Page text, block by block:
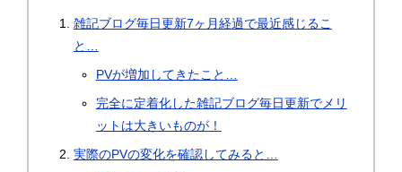
雑記ブログ毎日更新7ヶ月経過で最近感じるこ
と…
PVが増加してきたこと…
完全に定着化した雑記ブログ毎日更新でメリ
ットは大きいものが！
実際のPVの変化を確認してみると…